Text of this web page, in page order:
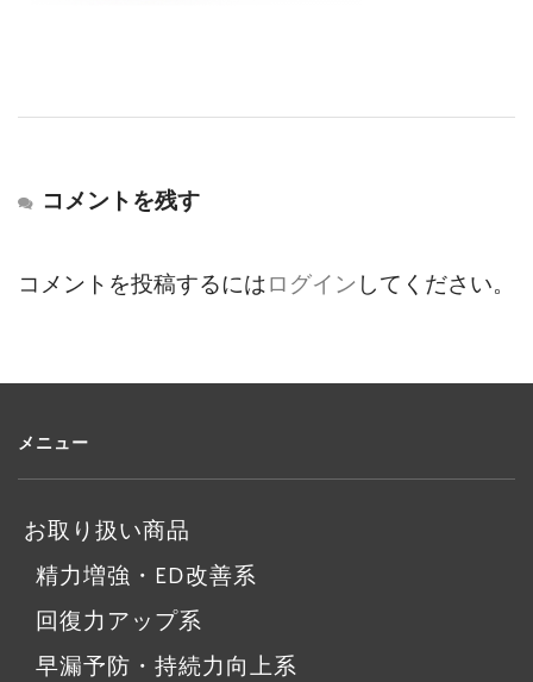
コメントを残す
コメントを投稿するにはログイン してください。
メニュー
お取り扱い商品
精力増強・ED改善系
回復力アップ系
早漏予防・持続力向上系